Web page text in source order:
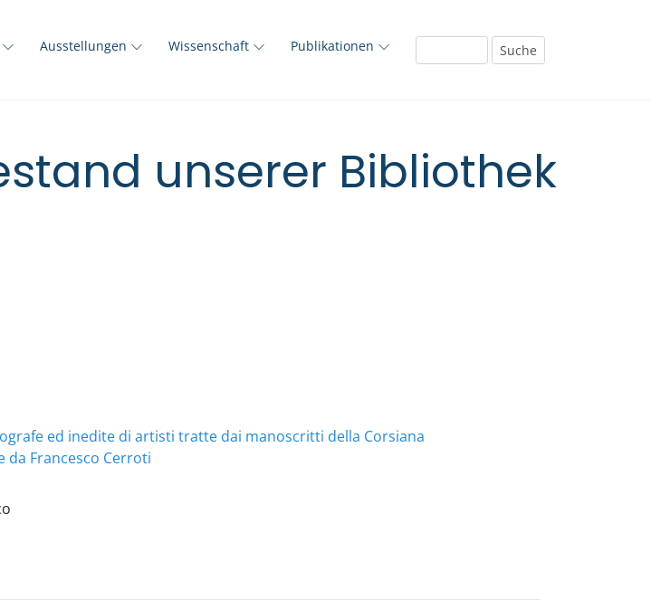
Ausstellungen Wissenschaft Publikationen
unserer Bibliothek
ed inedite di artisti tratte dai manoscritti della Corsiana
da Francesco Cerroti